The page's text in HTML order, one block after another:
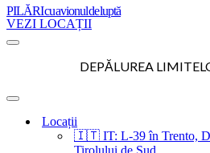
PILĂRI cu avionul de luptă
VEZI LOCAȚII
Meniu
DEPĂLUREA
Meniu
navigareLocații
🇮🇹 IT: L-39 în Trento,
Tirolului de Sud